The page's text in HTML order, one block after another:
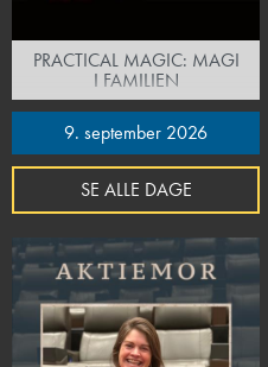
PRACTICAL MAGIC: MAGI
I FAMILIEN
9. september 2026
SE ALLE DAGE